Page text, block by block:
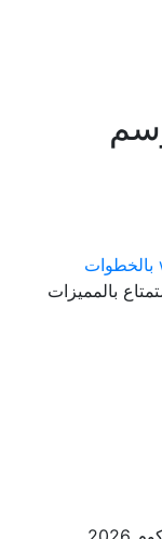
بسهولة والاستمتاع بالمميزات